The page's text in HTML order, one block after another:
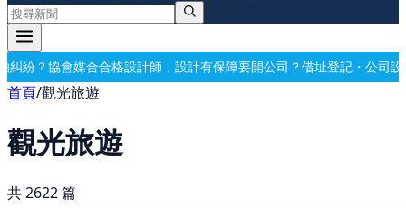
障要開公司？借址登記・公司設立・工商登記一次辦好記帳報稅・節稅
首頁/觀光旅遊
觀光旅遊
共2622篇